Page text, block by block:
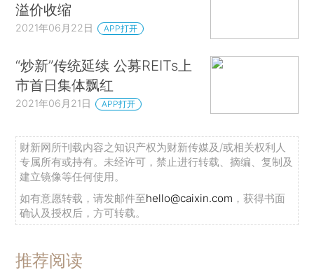
溢价收缩
2021年06月22日 APP打开
“炒新”传统延续 公募REITs上
市首日集体飘红
2021年06月21日 APP打开
财新网所刊载内容之知识产权为财新传媒及/或相关权利人
专属所有或持有。未经许可，禁止进行转载、摘编、复制及
建立镜像等任何使用。
如有意愿转载，请发邮件至hello@caixin.com ，获得书面
确认及授权后，方可转载。
推荐阅读